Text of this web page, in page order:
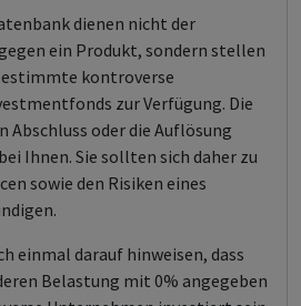
dienen nicht der
ein Produkt, sondern stellen
kontroverse
zur Verfügung. Die
Abschluss oder die Auflösung
Ihnen. Sie sollten sich daher zu
sowie den Risiken eines
einmal darauf hinweisen, dass
Belastung mit 0% angegeben